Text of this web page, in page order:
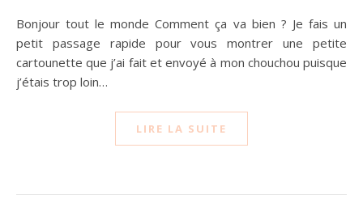
Bonjour tout le monde Comment ça va bien ? Je fais un
petit passage rapide pour vous montrer une petite
cartounette que j’ai fait et envoyé à mon chouchou puisque
j’étais trop loin…
LIRE LA SUITE